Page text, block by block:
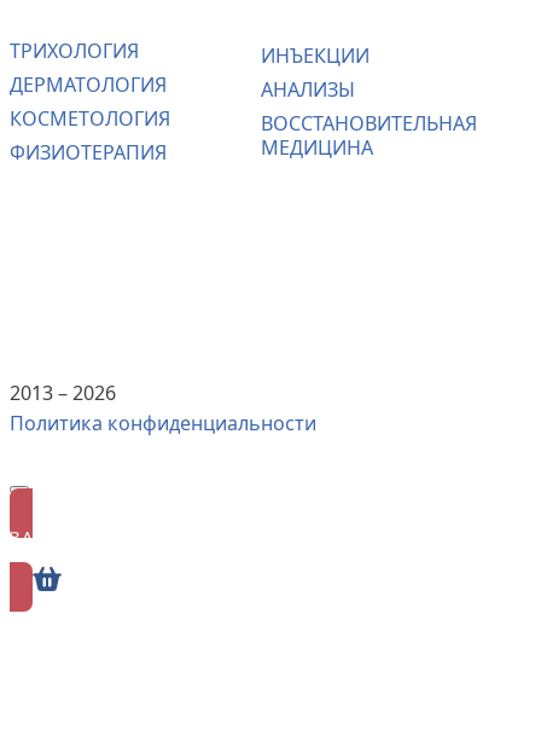
ТРИХОЛОГИЯ
ДЕРМАТОЛОГИЯ
КОСМЕТОЛОГИЯ
ФИЗИОТЕРАПИЯ
ИНЪЕКЦИИ
АНАЛИЗЫ
ВОССТАНОВИТЕЛЬНАЯ
МЕДИЦИНА
2013 –2026
Политика конфиденциальности
ЗАПИСАТЬСЯ